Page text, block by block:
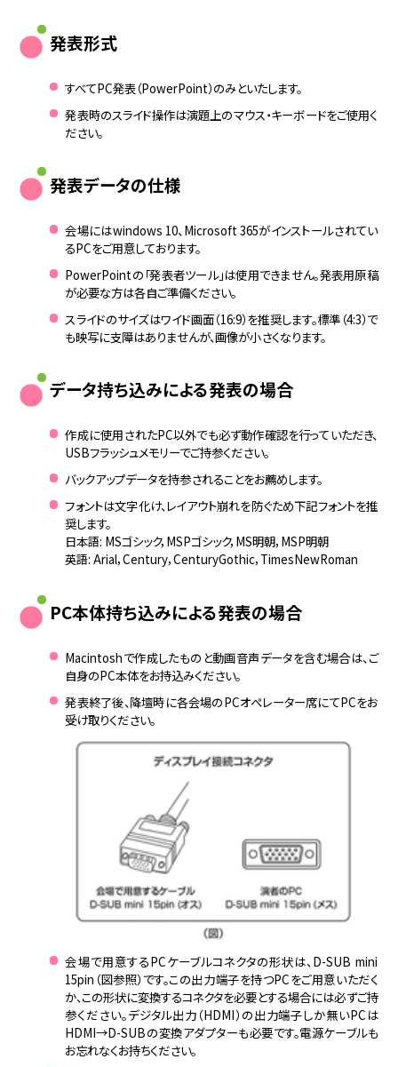
発表形式
すべてPC発表（PowerPoint）のみといたします。
発表時のスライド操作は演題上のマウス・キーボードをご使用く
ださい。
発表データの仕様
会場にはwindows 10、Microsoft 365がインストールされてい
るPCをご用意しております。
PowerPointの「発表者ツール」は使用できません。発表用原稿
が必要な方は各自ご準備ください。
スライドのサイズはワイド画面（16:9）を推奨します。標準（4:3）で
も映写に支障はありませんが、画像が小さくなります。
データ持ち込みによる発表の場合
作成に使用されたPC以外でも必ず動作確認を行っていただき、
USBフラッシュメモリーでご持参ください。
バックアップデータを持参されることをお薦めします。
フォントは文字化け、レイアウト崩れを防ぐため下記フォントを推
奨します。
日本語: MSゴシック，MSPゴシック，MS明朝，MSP明朝
英語: Arial，Century，CenturyGothic，TimesNewRoman
PC本体持ち込みによる発表の場合
Macintoshで作成したものと動画音声データを含む場合は、ご
自身のPC本体をお持込みください。
発表終了後、降壇時に各会場のPCオペレーター席にてPCをお
受け取りください。
会場で用意するPCケーブルコネクタの形状は、D-SUB mini
15pin（図参照）です。この出力端子を持つPCをご用意いただく
か、この形状に変換するコネクタを必要とする場合には必ずご持
参ください。デジタル出力（HDMI）の出力端子しか無いPCは
HDMI→D-SUBの変換アダプターも必要です。電源ケーブルも
お忘れなくお持ちください。